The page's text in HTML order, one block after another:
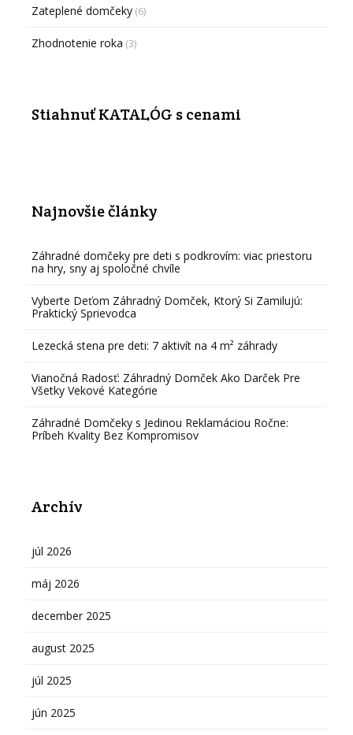
Zateplené domčeky (6)
Zhodnotenie roka (3)
Stiahnuť KATALÓG s cenami
Najnovšie články
Záhradné domčeky pre deti s podkrovím: viac priestoru
na hry, sny aj spoločné chvíle
Vyberte Deťom Záhradný Domček, Ktorý Si Zamilujú:
Praktický Sprievodca
Lezecká stena pre deti: 7 aktivít na 4 m² záhrady
Vianočná Radosť: Záhradný Domček Ako Darček Pre
Všetky Vekové Kategórie
Záhradné Domčeky s Jedinou Reklamáciou Ročne:
Príbeh Kvality Bez Kompromisov
Archív
júl 2026
máj 2026
december 2025
august 2025
júl 2025
jún 2025